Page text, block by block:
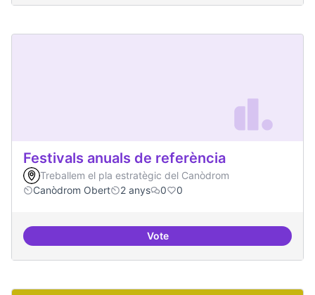
Festivals anuals de referència
Treballem el pla estratègic del Canòdrom
Canòdrom Obert
2 anys 0 0
VoteFestivals anuals de referència